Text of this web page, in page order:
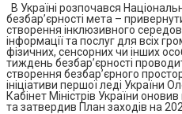
В Україні розпочався
безбар’єрності мета –
створення інклюзивного
інформації та послуг для всіх
фізичних, сенсорних чи інших
тиждень безбар’єрності
створення безбар’єрного
ініціативи першої леді України
Кабінет Міністрів України
та затвердив План заходів на